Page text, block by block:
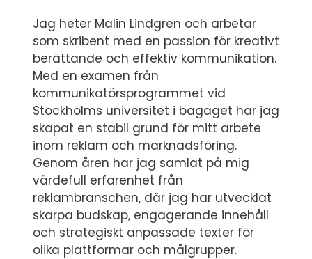
Jag heter Malin Lindgren och arbetar
som skribent med en passion för kreativt
berättande och effektiv kommunikation.
Med en examen från
kommunikatörsprogrammet vid
Stockholms universitet i bagaget har jag
skapat en stabil grund för mitt arbete
inom reklam och marknadsföring.
Genom åren har jag samlat på mig
värdefull erfarenhet från
reklambranschen, där jag har utvecklat
skarpa budskap, engagerande innehåll
och strategiskt anpassade texter för
olika plattformar och målgrupper.